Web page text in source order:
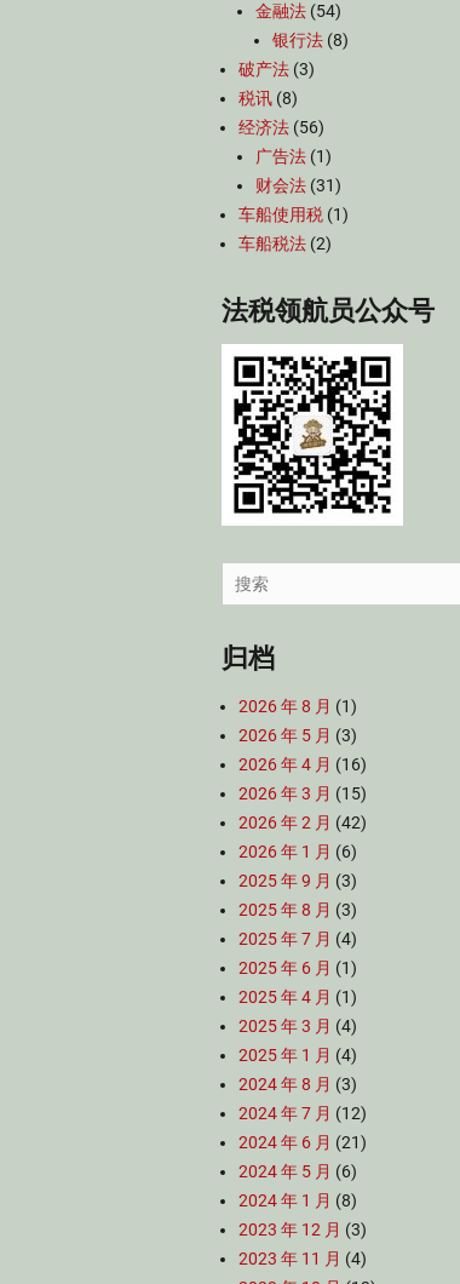
金融法 (54)
银行法 (8)
破产法 (3)
税讯 (8)
经济法 (56)
广告法 (1)
财会法 (31)
车船使用税 (1)
车船税法 (2)
法税领航员公众号
Search
for:
归档
2026 年 8 月 (1)
2026 年 5 月 (3)
2026 年 4 月 (16)
2026 年 3 月 (15)
2026 年 2 月 (42)
2026 年 1 月 (6)
2025 年 9 月 (3)
2025 年 8 月 (3)
2025 年 7 月 (4)
2025 年 6 月 (1)
2025 年 4 月 (1)
2025 年 3 月 (4)
2025 年 1 月 (4)
2024 年 8 月 (3)
2024 年 7 月 (12)
2024 年 6 月 (21)
2024 年 5 月 (6)
2024 年 1 月 (8)
2023 年 12 月 (3)
2023 年 11 月 (4)